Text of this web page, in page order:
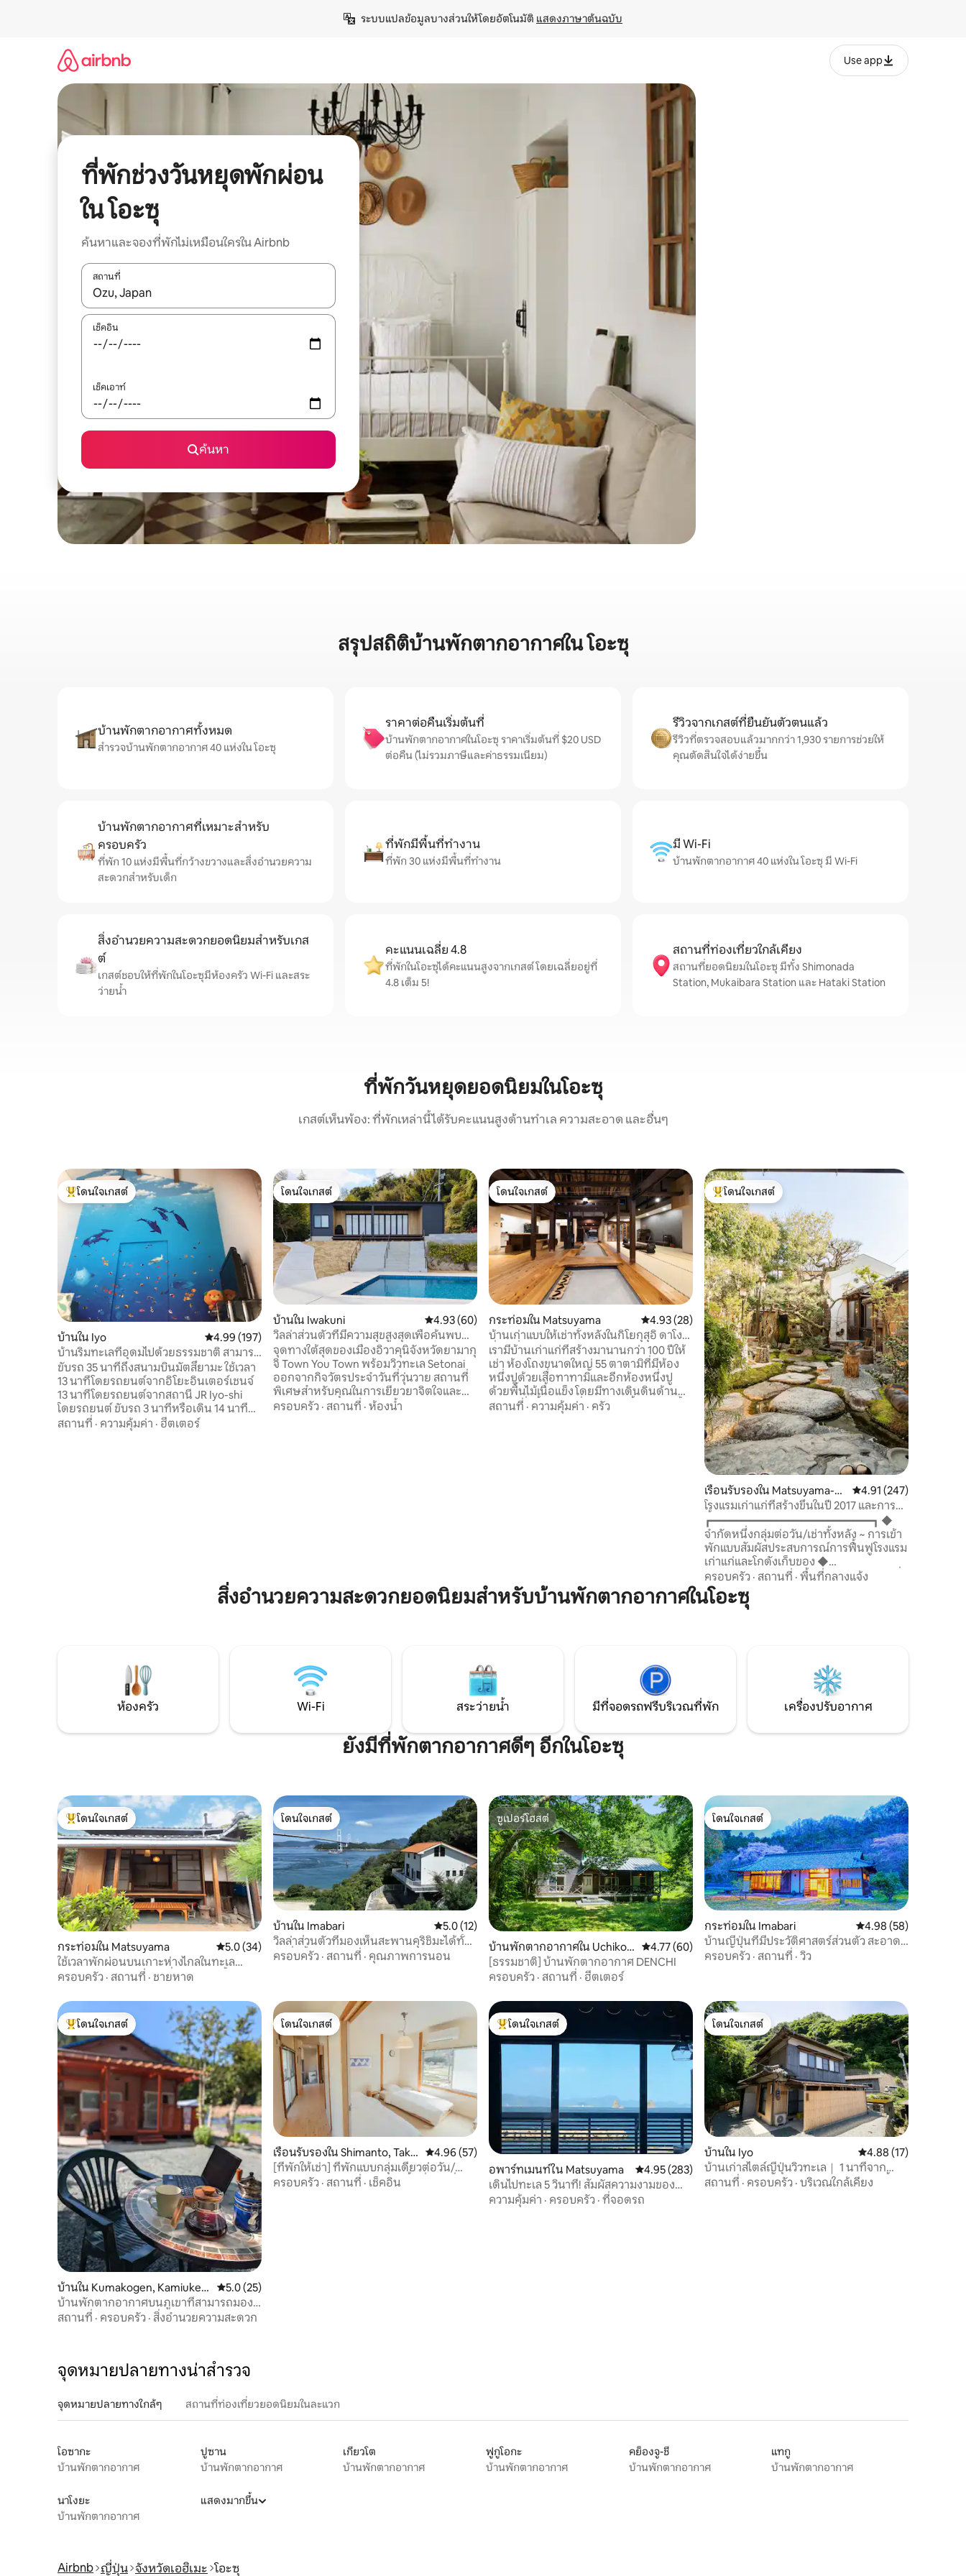
ระบบแปลข้อมูลบางส่วนให้โดยอัตโนมัติ แสดงภาษาต้นฉบับ
Use app
ที่พักช่วงวันหยุดพักผ่อน
ใน โอะซุ
ค้นหาและจองที่พักไม่เหมือนใครใน Airbnb
สถานที่
ใช้ลูกศรขึ้นลง หรือใช้การสัมผัสหรือปัด เพื่อสำรวจผลการค้นหา
เช็คอิน
เช็คเอาท์
ค้นหา
สรุปสถิติบ้านพักตากอากาศใน โอะซุ
บ้านพักตากอากาศทั้งหมด
สำรวจบ้านพักตากอากาศ 40 แห่งใน โอะซุ
ราคาต่อคืนเริ่มต้นที่
บ้านพักตากอากาศในโอะซุ ราคาเริ่มต้นที่ $20 USD
ต่อคืน (ไม่รวมภาษีและค่าธรรมเนียม)
รีวิวจากเกสต์ที่ยืนยันตัวตนแล้ว
รีวิวที่ตรวจสอบแล้วมากกว่า 1,930 รายการช่วยให้
คุณตัดสินใจได้ง่ายขึ้น
บ้านพักตากอากาศที่เหมาะสำหรับ
ครอบครัว
ที่พัก 10 แห่งมีพื้นที่กว้างขวางและสิ่งอำนวยความ
สะดวกสำหรับเด็ก
ที่พักมีพื้นที่ทำงาน
ที่พัก 30 แห่งมีพื้นที่ทำงาน
มี Wi-Fi
บ้านพักตากอากาศ 40 แห่งใน โอะซุ มี Wi-Fi
สิ่งอำนวยความสะดวกยอดนิยมสำหรับเกส
ต์
เกสต์ชอบให้ที่พักในโอะซุมีห้องครัว Wi-Fi และสระ
ว่ายน้ำ
คะแนนเฉลี่ย 4.8
ที่พักในโอะซุได้คะแนนสูงจากเกสต์ โดยเฉลี่ยอยู่ที่
4.8 เต็ม 5!
สถานที่ท่องเที่ยวใกล้เคียง
สถานที่ยอดนิยมในโอะซุ มีทั้ง Shimonada
Station, Mukaibara Station และ Hataki Station
ที่พักวันหยุดยอดนิยมในโอะซุ
เกสต์เห็นพ้อง: ที่พักเหล่านี้ได้รับคะแนนสูงด้านทำเล ความสะอาด และอื่นๆ
โดนใจเกสต์ที่สุด
โดนใจเกสต์
บ้านใน Iyo คะแนนเฉลี่ย 4.99 จาก 5, 197 รีวิว
4.99 (197)
บ้านริมทะเลที่อุดมไปด้วยธรรมชาติ สามารถ
รับส่งไปยังสถานีชิมอนาเดะและสวน
สาธารณะซูมิอุมิได้ สามารถทำบาร์บีคิวได้
เป็นที่พักที่สามารถเพลิดเพลินกับทะเล ภูเขา
และอากาศได้ สามารถเข้าพักได้สูงสุด 5 คน
ขับรถ 35 นาทีถึงสนามบินมัตสึยามะ ใช้เวลา
13 นาทีโดยรถยนต์จากอิโยะอินเตอร์เชนจ์
13 นาทีโดยรถยนต์จากสถานี JR Iyo-shi
โดยรถยนต์ ขับรถ 3 นาทีหรือเดิน 14 นาที
จากสถานีเจอาร์อิโยเอมานาดะ ใช้เวลาเดิน
ทางโดยรถยนต์ประมาณ 40 -50 นาทีไปยัง
เคียง... คุณสามารถเพลิดเพลินกับเมือง
Sea Bathing) ใช้เวลาเดินทางโดยรถยนต์ 3
นาทีและเดิน 10 นาที ขับรถ 5 นาทีและเดิน
27 นาทีถึงสวนลมทะเล (สวนสาธารณะ
พร้อมอุปกรณ์สนามเด็กเล่นสนามเทนนิส
สำหรับการพายเรือคายัคในทะเล SUP และ
ท้องฟ้าและความเขียวขจีบนดาดฟ้า กาง
เต็นท์ที่สนามหน้าบ้านและรู้สึกเหมือนตั้ง
แคมป์ บาร์บีคิวเวลาแสนอร่อย มีสวนในบ้าน
ดังนั้นจึงมีเวลาเก็บเกี่ยวผัก
สถานที่ · ความคุ้มค่า · ฮีตเตอร์
โดนใจเกสต์
โดนใจเกสต์
บ้านใน Iwakuni คะแนนเฉลี่ย 4.93 จาก 5, 60 รีวิว
4.93 (60)
วิลล่าส่วนตัวที่มีความสุขสูงสุดเพื่อค้นพบ
ความงามของทะเลเซโตะอินไลน์ตะวันตก มี
สระว่ายน้ำขนาดใหญ่และห้องซาวน่า จำกัด
เพียง 1 กลุ่มต่อวัน
จุดทางใต้สุดของเมืองอิวาคุนิจังหวัดยามากุ
จิ Town You Town พร้อมวิวทะเล Setonai
ออกจากกิจวัตรประจำวันที่วุ่นวาย สถานที่
พิเศษสำหรับคุณในการเยียวยาจิตใจและ
ร่างกายของคุณ วิวทิวทัศน์ของท้องฟ้าทะเล
ต่างหาก) สิ่งอำนวยความสะดวกครบครัน
ถึงการเดินทางแบบไปเช้าเย็นกลับ)จะมีค่าใช้
จ่ายเพิ่มเติม โปรดใช้เฉพาะพื้นที่สวนและ
ห้องนั่งเล่นสำหรับสัตว์เลี้ยง และสัตว์เลี้ยงไม่
เกิน 3 ตัวจะมีค่าใช้จ่ายเพิ่มเติม 5,000 เยน
จำนวนสุนัขและสายพันธุ์ให้ฉันทราบเมื่อจอง
ที่พักโปรดดูแลสายพันธุ์สุนัขที่มีขนเยอะล่วง
ครอบครัว · สถานที่ · ห้องน้ำ
โดนใจเกสต์
โดนใจเกสต์
กระท่อมใน Matsuyama คะแนนเฉลี่ย 4.93 จาก 5, 28 รีวิว
4.93 (28)
บ้านเก่าแบบให้เช่าทั้งหลังในกิโยกุสุอิ ดาโงะ
ที่พักที่คุณสามารถใช้เวลาอย่างสงบสุขกับ
ครอบครัวและเพื่อนๆ
เรามีบ้านเก่าแก่ที่สร้างมานานกว่า 100 ปีให้
เช่า ห้องโถงขนาดใหญ่ 55 ตาตามิที่มีห้อง
หนึ่งปูด้วยเสื่อทาทามิและอีกห้องหนึ่งปู
ด้วยพื้นไม้เนื้อแข็ง โดยมีทางเดินดินด้าน
กลาง เมื่อขึ้นบันไดที่สร้างข้ามพื้นดินดินนั้น
จะพบกับพื้นที่โล่งกว้างที่เชื่อมต่อกับห้อง
no-Yu ใช้เวลาเดิน 7 นาที น้ำพุร้อนอาชิโนะยุ
7 นาทีโดยการเดิน ศาลเจ้าอิซารุฮะ ใช้เวลา
ซื้อ] ลอว์สัน เดิน 5 นาที แฟมิลี่มาร์ท ใช้เวลา
เดิน 5 นาที เซเว่นอีเลฟเว่น ใช้เวลาเดิน 10
นาที [ซูเปอร์มาร์เก็ต] ซูเปอร์ฟูจิ เดิน 10 นาที
Gyomu Supermarket เดิน 10 นาที ซูเปอร์
บินมัตสึยามะ 30 นาทีโดยรถยนต์ สถานี JR
มัตสึยามะ 20 นาทีโดยรถยนต์
สถานที่ · ความคุ้มค่า · ครัว
โดนใจเกสต์ที่สุด
โดนใจเกสต์
เรือนรับรองใน Matsuyama-sh
i
คะแนนเฉลี่ย 4.91 จาก
4.91 (247)
โรงแรมเก่าแก่ที่สร้างขึ้นในปี 2017 และการ
ฟื้นฟูโกดัง โรงแรมมิตสึฮามะโฮเทลบ้านเก่า
แบบจำกัดหนึ่งกลุ่มต่อวัน พร้อมสวนมอส
ญี่ปุ่นและอ่างอาบน้ำร้อนกึ่งกลางแจ้งขนาด
188 ตร.ม.
┏━━━━━━━━━━━━━━━━━━━━━━━━━┓ ◆
จำกัดหนึ่งกลุ่มต่อวัน/เช่าทั้งหลัง ~ การเข้า
พักแบบสัมผัสประสบการณ์การฟื้นฟูโรงแรม
เก่าแก่และโกดังเก็บของ ◆
┗━━━━━━━━━━━━━━━━━━━━━━━━━┛ ■ ที่
ตั้ง, ประวัติ, ลักษณะ ■ โรงแรมร้านอาหาร
แบบคาโปะที่มีชื่อเสียง (เดิมคาโนนางะริวกัง)
ปูนขาวและรั้วไม้ไผ่เคนนินจิธรรมชาติ และ
ฟื้นฟู (อยู่ระหว่างการฟื้นฟู) เป็นโรงแรมบ้าน
เก่าซึ่งในตอนแรกเปิดให้บริการเป็นที่พัก
สำหรับนักท่องเที่ยวต่างชาติเกือบ 100% เรา
กำลังปรับปรุงอ่างอาบน้ำกึ่งเปิดในโกดังและ
บริเวณรอบๆ น้ำเป็นหลัก ■ สวนมอสที่ผ่อน
รูปเขากวาง ลำธารเล็กที่ไหลผ่านหินกระเด็น
และในบ่อดอกไม้มีปลาคาร์ปนิซึ, ปลาทอง,
ปลามีดากะ, ปลาเทนาโกะ, กุ้งแมงป่อง และ
อื่นๆ อาศัยอยู่ และเป็นพื้นที่ธรรมชาติที่นก
ป่ามาเยือน ■ เลานจ์เช็คอิน (คาเฟ่/พื้นที่
อาบน้ำ) มุมของขวัญ ■ คุณสามารถดื่ม
ค็อกเทลแท้ได้ที่ชั้นล่างของเรียเร่ (อาคาร
หลัก) มีมุมขายของที่ระลึก เช่น ของตกแต่ง
ภายใน/เครื่องประดับ/หินธรรมชาติที่นำเข้า
จากต่างประเทศ เช่น ญี่ปุ่นและบาหลี
ครอบครัว · สถานที่ · พื้นที่กลางแจ้ง
สิ่งอำนวยความสะดวกยอดนิยมสำหรับบ้านพักตากอากาศในโอะซุ
ห้องครัว Wi-Fi สระว่ายน้ำ มีที่จอดรถฟรีบริเวณที่พัก เครื่องปรับอากาศ
ยังมีที่พักตากอากาศดีๆ อีกในโอะซุ
โดนใจเกสต์ที่สุด
โดนใจเกสต์
กระท่อมใน Matsuyama คะแนนเฉลี่ย 5.0 จาก 5, 34 รีวิว
5.0 (34)
ใช้เวลาพักผ่อนบนเกาะห่างไกลในทะเล
สะท้อน โรงแรมบ้านเก่าที่มีอ่างอาบน้ำและ
ครอบครัว · สถานที่ · ชายหาด
โดนใจเกสต์
โดนใจเกสต์
บ้านใน Imabari คะแนนเฉลี่ย 5.0 จาก 5, 12 รีวิว
5.0 (12)
วิลล่าส่วนตัวที่มองเห็นสะพานคุริชิมะได้ทั้ง
วันซึ่งตั้งอยู่ในอุทยานแห่งชาติ
ครอบครัว · สถานที่ · คุณภาพการนอน
ซูเปอร์โฮสต์
ซูเปอร์โฮสต์
บ้านพักตากอากาศใน Uchiko,
Kita District
คะแนนเฉลี่ย 4.77 จาก 5, 60 รีวิว
4.77 (60)
[ธรรมชาติ] บ้านพักตากอากาศ DENCHI
ครอบครัว · สถานที่ · ฮีตเตอร์
โดนใจเกสต์
โดนใจเกสต์
กระท่อมใน Imabari คะแนนเฉลี่ย 4.98 จาก
4.98 (58)
บ้านญี่ปุ่นที่มีประวัติศาสตร์ส่วนตัว สะอาด
อบอุ่น และมีเอกลักษณ์เฉพาะตัวอย่าง
ครอบครัว · สถานที่ · วิว
โดนใจเกสต์ที่สุด
โดนใจเกสต์
บ้านใน Kumakogen, Kamiuken
a District
คะแนนเฉลี่ย 5.0 จาก 5, 25 รีวิว
5.0 (25)
บ้านพักตากอากาศบนภูเขาที่สามารถมอง
เห็นทางช้างเผือกและทะเลเมฆาและ
สถานที่ · ครอบครัว · สิ่งอำนวยความสะดวก
โดนใจเกสต์
โดนใจเกสต์
เรือนรับรองใน Shimanto, Taka
oka District
คะแนนเฉลี่ย 4.96 จาก 5, 57 รีวิว
4.96 (57)
[ที่พักให้เช่า] ที่พักแบบกลุ่มเดียวต่อวัน/
เมืองชิโมอันโตะจังหวัดโคจิ/พื้นที่ว่าง/ที่จอด
ครอบครัว · สถานที่ · เช็คอิน
โดนใจเกสต์ที่สุด
โดนใจเกสต์
อพาร์ทเมนท์ใน Matsuyama คะแนนเฉลี่ย 4.95 จาก 5, 283 รีวิว
4.95 (283)
เดินไปทะเล 5 วินาที! สัมผัสความงามของ
ทะเลเซโตอุจิจากหน้าต่างของเรา Setouchi
Guest House [sora|umi]
ความคุ้มค่า · ครอบครัว · ที่จอดรถ
โดนใจเกสต์
โดนใจเกสต์
บ้านใน Iyo คะแนนเฉลี่ย 4.88 จาก
4.88 (17)
บ้านเก่าสไตล์ญี่ปุ่นวิวทะเล｜ 1 นาทีจาก
สถานีชิมอนาเดะ ・อนุญาตให้นำสัตว์เลี้ยง
สถานที่ · ครอบครัว · บริเวณใกล้เคียง
จุดหมายปลายทางน่าสำรวจ
จุดหมายปลายทางใกล้ๆ สถานที่ท่องเที่ยวยอดนิยมในละแวก
โอซากะ
บ้านพักตากอากาศ
ปูซาน
บ้านพักตากอากาศ
เกียวโต
บ้านพักตากอากาศ
ฟูกูโอกะ
บ้านพักตากอากาศ
คย็องจู-ชี
บ้านพักตากอากาศ
แทกู
บ้านพักตากอากาศ
นาโงยะ
บ้านพักตากอากาศ
แสดงมากขึ้น
Airbnb ญี่ปุ่น จังหวัดเอฮิเมะ โอะซุ